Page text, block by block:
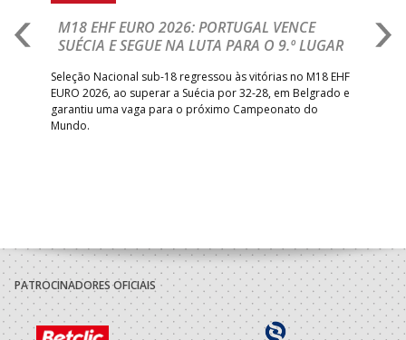
M18 EHF EURO 2026: PORTUGAL VENCE
SUÉCIA E SEGUE NA LUTA PARA O 9.º LUGAR
Seleção Nacional sub-18 regressou às vitórias no M18 EHF
EURO 2026, ao superar a Suécia por 32-28, em Belgrado e
garantiu uma vaga para o próximo Campeonato do
Mundo.
PATROCINADORES OFICIAIS